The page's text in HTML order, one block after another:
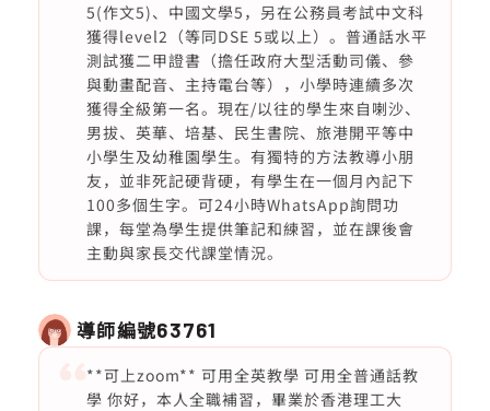
5(作文5)、中國文學5，另在公務員考試中文科
獲得level2（等同DSE 5或以上）。普通話水平
測試獲二甲證書（擔任政府大型活動司儀、參
與動畫配音、主持電台等），小學時連續多次
獲得全級第一名。現在/以往的學生來自喇沙、
男拔、英華、培基、民生書院、旅港開平等中
小學生及幼稚園學生。有獨特的方法教導小朋
友，並非死記硬背硬，有學生在一個月內記下
100多個生字。可24小時WhatsApp詢問功
課，每堂為學生提供筆記和練習，並在課後會
主動與家長交代課堂情況。
導師編號63761
**可上zoom** 可用全英教學 可用全普通話教
學 你好，本人全職補習，畢業於香港理工大